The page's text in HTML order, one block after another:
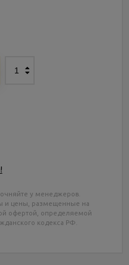
у менеджеров.
и цены, размещенные на
офертой, определяемой
кодекса РФ.